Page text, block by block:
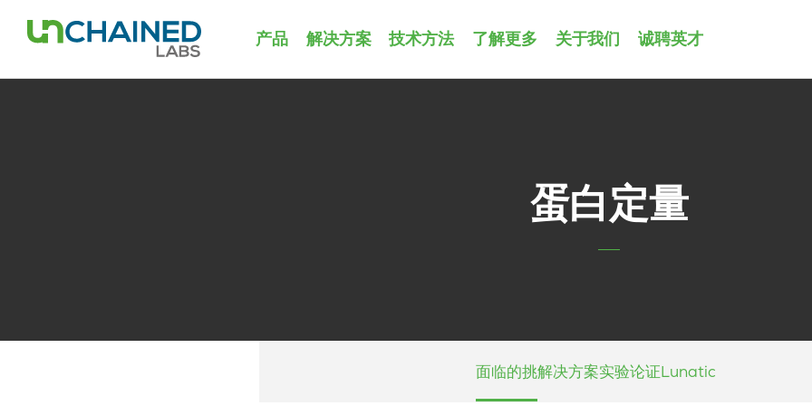
产品 解决方案 技术方法 了解更多 关于我们 诚聘英才
蛋白定量
面临的挑解决方案实验论证Lunatic